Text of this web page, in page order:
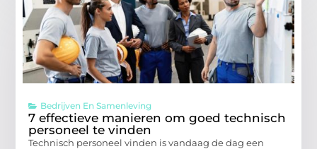
Bedrijven En Samenleving
7 effectieve manieren om goed technisch
personeel te vinden
Technisch personeel vinden is vandaag de dag een